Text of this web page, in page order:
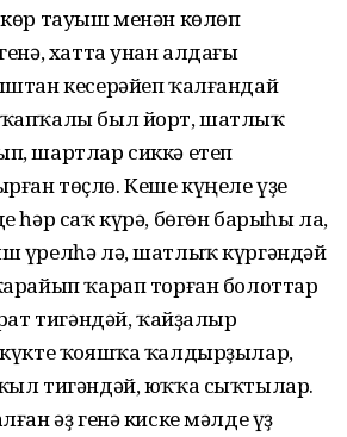
тауыш менән көлөп
хатта унан алдағы
кесерәйеп ҡалғандай
был йорт, шатлыҡ
шартлар сиккә етеп
төҫлө. Кеше күңеле үҙе
һәр саҡ күрә, бөгөн барыһы ла,
үрелһә лә, шатлыҡ күргәндәй
ҡарап торған болоттар
тигәндәй, ҡайҙалыр
ҡояшҡа ҡалдырҙылар,
тигәндәй, юҡҡа сыҡтылар.
әҙ генә киске мәлде үҙ